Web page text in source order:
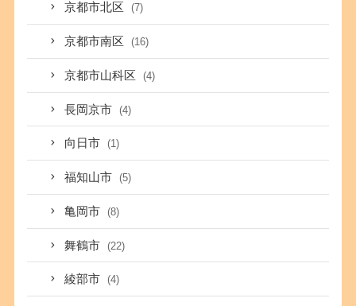
京都市北区 (7)
京都市南区 (16)
京都市山科区 (4)
長岡京市 (4)
向日市 (1)
福知山市 (5)
亀岡市 (8)
舞鶴市 (22)
綾部市 (4)